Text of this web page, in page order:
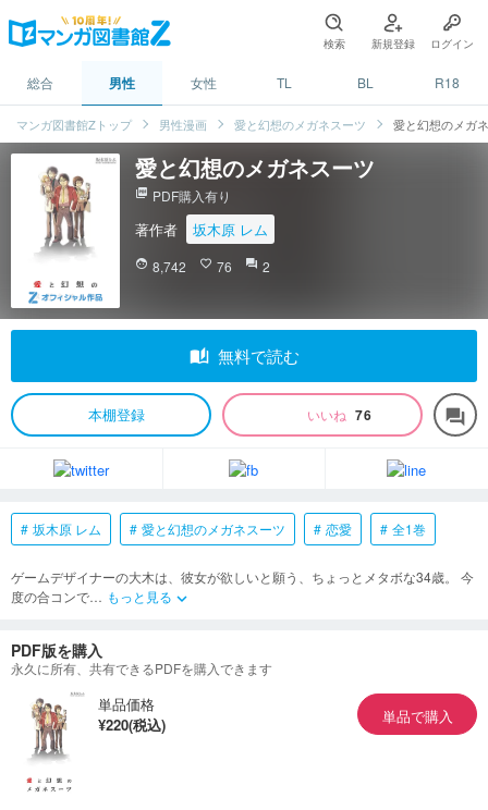
検索 新規登録 ログイン
総合 男性 女性 TL BL R18
マンガ図書館Zトップ 男性漫画 愛と幻想のメガネスーツ 愛と幻想のメガ
愛と幻想のメガネスーツ
picture_as_pdf PDF購入有り
著作者 坂木原 レム
face 8,742 favorite_border 76 question_answer 2
auto_stories 無料で読む
本棚登録 いいね 76 forum
坂木原 レム 愛と幻想のメガネスーツ 恋愛 全1巻
ゲームデザイナーの大木は、彼女が欲しいと願う、ちょっとメタボな34歳。 今
度の合コンで… もっと見る keyboard_arrow_down
PDF版を購入
永久に所有、共有できるPDFを購入できます
単品価格
¥220(税込)
単品で購入